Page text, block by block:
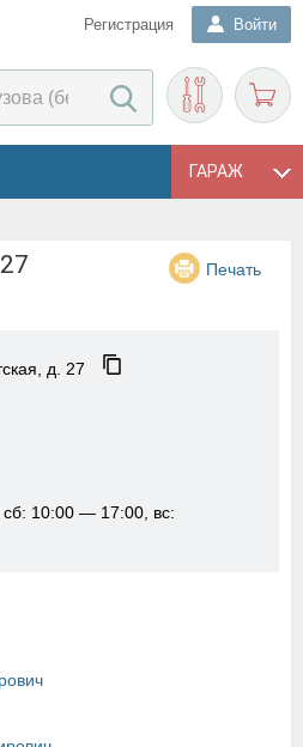
Регистрация Войти
ГАРАЖ
Печать
д. 27
10:00 — 17:00, вс: